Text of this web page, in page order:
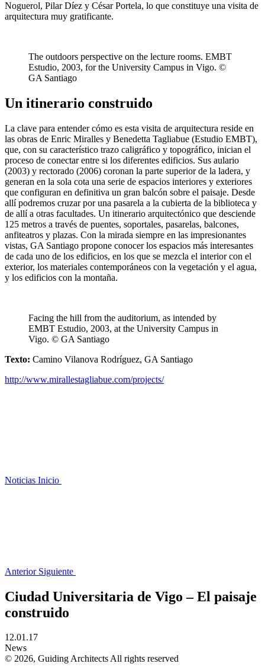
Noguerol, Pilar Díez y César Portela, lo que constituye una visita de
arquitectura muy gratificante.
The outdoors perspective on the lecture rooms. EMBT
Estudio, 2003, for the University Campus in Vigo. ©
GA Santiago
Un itinerario construido
La clave para entender cómo es esta visita de arquitectura reside en
las obras de Enric Miralles y Benedetta Tagliabue (Estudio EMBT),
que, con su característico trazo caligráfico y topográfico, inician el
proceso de conectar entre si los diferentes edificios. Sus aulario
(2003) y rectorado (2006) coronan la parte superior de la ladera, y
generan en la sola cota una serie de espacios interiores y exteriores
que configuran en definitiva un gran balcón sobre el paisaje. Desde
allí podremos cruzar por una pasarela a la cubierta de la biblioteca y
de allí a otras facultades. Un itinerario arquitectónico que desciende
125 metros a través de puentes, soportales, pasarelas, balcones,
anfiteatros y plazas. Con la mirada siempre en las impresionantes
vistas, GA Santiago propone conocer los espacios más interesantes
de cada uno de los edificios, en los que se mezcla el interior con el
exterior, los materiales contemporáneos con la vegetación y el agua,
y los edificios con la montaña.
Facing the hill from the auditorium, as intended by
EMBT Estudio, 2003, at the University Campus in
Vigo. © GA Santiago
Texto: Camino Vilanova Rodríguez, GA Santiago
http://www.mirallestagliabue.com/projects/
Noticias Inicio
Anterior Siguiente
Ciudad Universitaria de Vigo – El paisaje
construido
12.01.17
News
© 2026, Guiding Architects All rights reserved